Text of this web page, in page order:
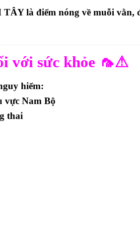
là điểm nóng về muỗi vằn,
với sức khỏe 🦟⚠
hiểm:
vực Nam Bộ
thai